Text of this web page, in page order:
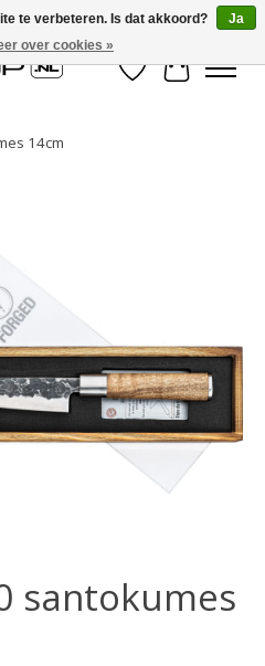
Verlanglijst
14cm
santokumes
te verbeteren. Is dat akkoord?
Ja
over cookies »